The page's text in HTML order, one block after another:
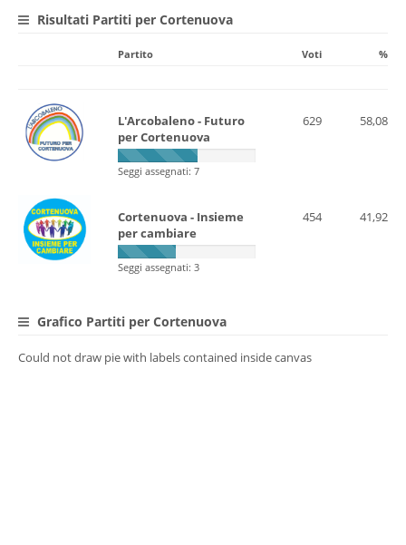
Risultati Partiti per Cortenuova
Partito Voti %
L'Arcobaleno - Futuro
per Cortenuova
Seggi assegnati: 7
629 58,08
Cortenuova - Insieme
per cambiare
Seggi assegnati: 3
454 41,92
Grafico Partiti per Cortenuova
Could not draw pie with labels contained inside canvas